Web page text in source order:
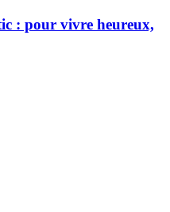
: pour vivre heureux,